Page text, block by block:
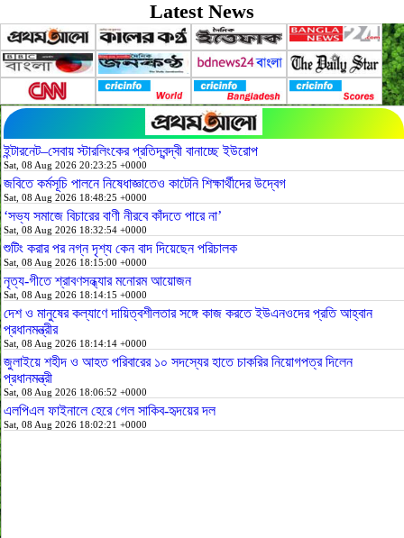
Latest News
ইন্টারনেট–সেবায় স্টারলিংকের প্রতিদ্বন্দ্বী বানাচ্ছে ইউরোপ
Sat, 08 Aug 2026 20:23:25 +0000
জবিতে কর্মসূচি পালনে নিষেধাজ্ঞাতেও কাটেনি শিক্ষার্থীদের উদ্বেগ
Sat, 08 Aug 2026 18:48:25 +0000
‘সভ্য সমাজে বিচারের বাণী নীরবে কাঁদতে পারে না’
Sat, 08 Aug 2026 18:32:54 +0000
শুটিং করার পর নগ্ন দৃশ্য কেন বাদ দিয়েছেন পরিচালক
Sat, 08 Aug 2026 18:15:00 +0000
নৃত্য-গীতে শ্রাবণসন্ধ্যার মনোরম আয়োজন
Sat, 08 Aug 2026 18:14:15 +0000
দেশ ও মানুষের কল্যাণে দায়িত্বশীলতার সঙ্গে কাজ করতে ইউএনওদের প্রতি আহ্বান
প্রধানমন্ত্রীর
Sat, 08 Aug 2026 18:14:14 +0000
জুলাইয়ে শহীদ ও আহত পরিবারের ১০ সদস্যের হাতে চাকরির নিয়োগপত্র দিলেন
প্রধানমন্ত্রী
Sat, 08 Aug 2026 18:06:52 +0000
এলপিএল ফাইনালে হেরে গেল সাকিব-হৃদয়ের দল
Sat, 08 Aug 2026 18:02:21 +0000